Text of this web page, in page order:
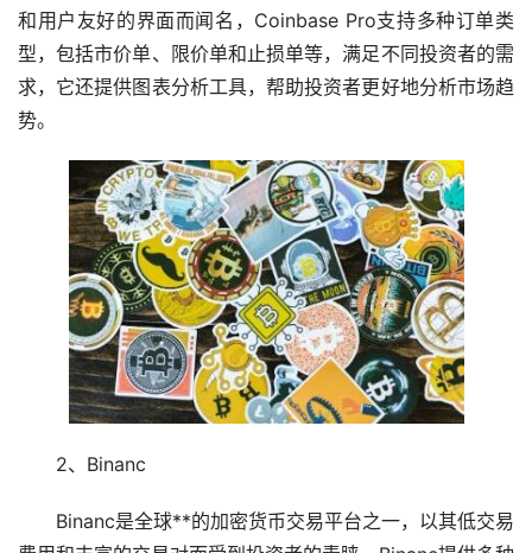
和用户友好的界面而闻名，Coinbase Pro支持多种订单类
型，包括市价单、限价单和止损单等，满足不同投资者的需
求，它还提供图表分析工具，帮助投资者更好地分析市场趋
势。
2、Binanc
Binanc是全球**的加密货币交易平台之一，以其低交易